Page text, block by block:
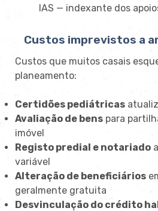
IAS — indexante dos
Custos imprevistos a
Custos que muitos casais
planeamento:
Certidões pediátricas
Avaliação de bens para
imóvel
Registo predial e notariado
variável
Alteração de beneficiários
geralmente gratuita
Desvinculação do crédito